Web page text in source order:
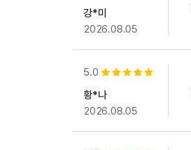
강*미
2026.08.05
5.0 별점 5개
황*나
2026.08.05